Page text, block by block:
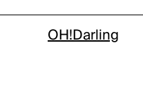
OH!Darling